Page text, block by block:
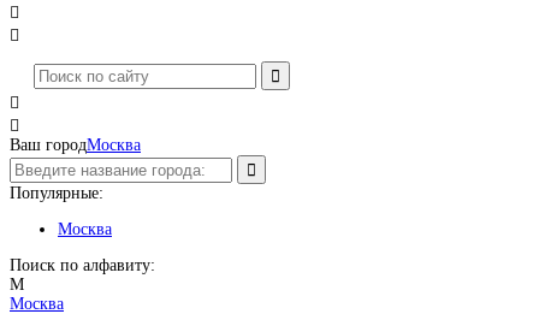




Ваш городМосква
Популярные:
Москва
Поиск по алфавиту:
М
Москва